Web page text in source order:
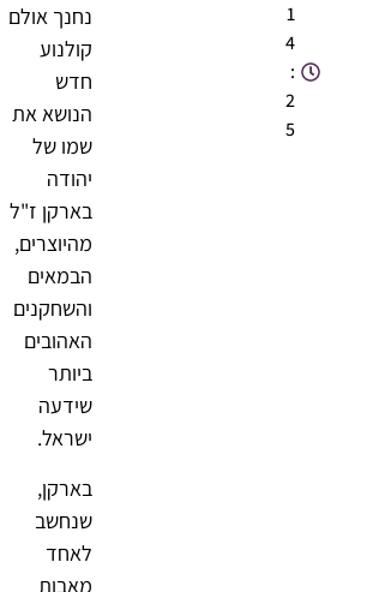
1
4
:
2
5
נחנך אולם
קולנוע
חדש
הנושא את
שמו של
יהודה
בארקן ז"ל
מהיוצרים,
הבמאים
והשחקנים
האהובים
ביותר
שידעה
ישראל.
בארקן,
שנחשב
לאחד
מאבות